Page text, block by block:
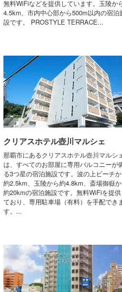
無料WiFiなどを提供しています。玉陵か
4.5km、市内中心部から500m以内の宿泊
設です。 PROSTYLE TERRACE...
クリアスホテル壺川マルシェ
那覇市にあるクリアスホテル壺川マルシ
は、すべてのお部屋に専用バルコニーが
る3つ星の宿泊施設です。波の上ビーチ
約2.5km、玉陵から約4.8km、斎場御嶽
約20kmの宿泊施設です。無料WiFiを提供
ており、専用駐車場（有料）を手配でき
す。...